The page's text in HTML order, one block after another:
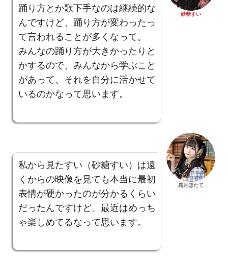
踊り方とか歌下手なのは継続的な
んですけど、踊り方が変わったっ
て言われることが多くなって。
みんなの踊り方が大きかったりと
かするので、みんなから学ぶこと
があって、それを自分に活かせて
いるのかなって思います。
砂糖すい
私から見たすい（砂糖すい）は遠
くからの映像を見ても本当に最初
表情が硬かったのが分かるくらい
だったんですけど、最近はめっち
ゃ楽しめてるなって思います。
霜月ほたて